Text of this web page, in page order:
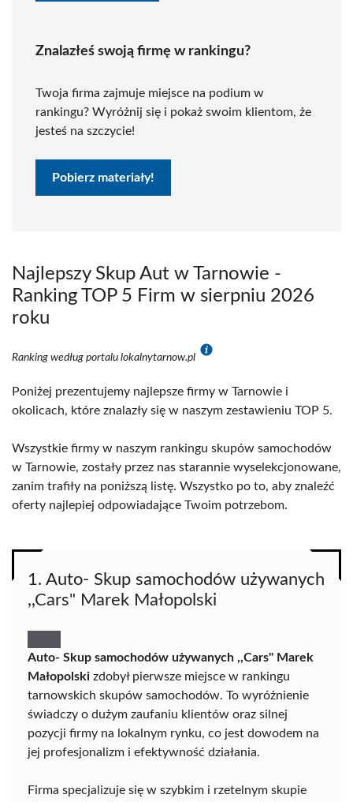
Znalazłeś swoją firmę w rankingu?
Twoja firma zajmuje miejsce na podium w
rankingu? Wyróżnij się i pokaż swoim klientom, że
jesteś na szczycie!
Pobierz materiały!
Najlepszy Skup Aut w Tarnowie -
Ranking TOP 5 Firm w sierpniu 2026
roku
Ranking według portalu lokalnytarnow.pl
Poniżej prezentujemy najlepsze firmy w Tarnowie i
okolicach, które znalazły się w naszym zestawieniu TOP 5.
Wszystkie firmy w naszym rankingu skupów samochodów
w Tarnowie, zostały przez nas starannie wyselekcjonowane,
zanim trafiły na poniższą listę. Wszystko po to, aby znaleźć
oferty najlepiej odpowiadające Twoim potrzebom.
1. Auto- Skup samochodów używanych
,,Cars" Marek Małopolski
Auto- Skup samochodów używanych ,,Cars" Marek
Małopolski zdobył pierwsze miejsce w rankingu
tarnowskich skupów samochodów. To wyróżnienie
świadczy o dużym zaufaniu klientów oraz silnej
pozycji firmy na lokalnym rynku, co jest dowodem na
jej profesjonalizm i efektywność działania.
Firma specjalizuje się w szybkim i rzetelnym skupie